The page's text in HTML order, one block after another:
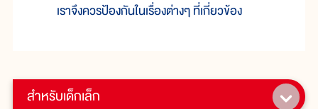
สำหรับเด็กเล็ก
เราจึงควรป้องกันในเรื่องต่างๆ ที่เกี่ยวข้อง